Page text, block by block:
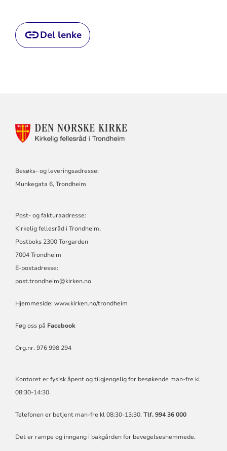
Del lenke
KONTAKTINFORMASJON
Besøks- og leveringsadresse:
Munkegata 6, Trondheim
Post- og fakturaadresse:
Kirkelig fellesråd i Trondheim,
Postboks 2300 Torgarden
7004 Trondheim
E-postadresse:
post.trondheim@kirken.no
Hjemmeside: www.kirken.no/trondheim
Føg oss på Facebook
Org.nr. 976 998 294
Kontoret er fysisk åpent og tilgjengelig for besøkende man-fre kl
08:30-14:30.
Telefonen er betjent man-fre kl 08:30-13:30. Tlf. 994 36 000
Det er rampe og inngang i bakgården for bevegelseshemmede.